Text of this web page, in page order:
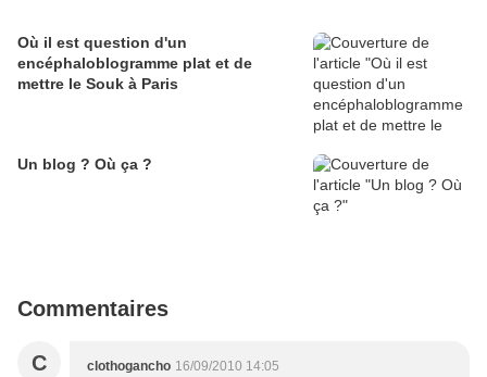
Où il est question d'un
encéphaloblogramme plat et de
mettre le Souk à Paris
Un blog ? Où ça ?
Commentaires
C clothogancho 16/09/2010 14:05